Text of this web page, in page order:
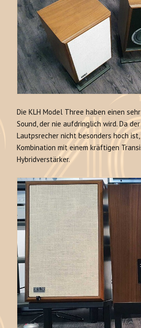
Die KLH Model Three haben einen
Sound, der nie aufdringlich wird. Da
Lautpsrecher nicht besonders hoch
Kombination mit einem kräftigen
Hybridverstärker.